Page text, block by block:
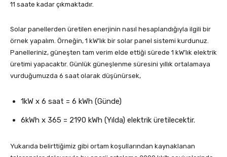
11 saate kadar çıkmaktadır.
Solar panellerden üretilen enerjinin nasıl hesaplandığıyla ilgili bir
örnek yapalım. Örneğin, 1 kW’lık bir solar panel sistemi kurdunuz.
Panelleriniz, güneşten tam verim elde ettiği sürede 1 kW’lık elektrik
üretimi yapacaktır. Günlük güneşlenme süresini yıllık ortalamaya
vurduğumuzda 6 saat olarak düşünürsek,
1kW x 6 saat = 6 kWh (Günde)
6kWh x 365 = 2190 kWh (Yılda) elektrik üretilecektir.
Yukarıda belirttiğimiz gibi ortam koşullarından kaynaklanan